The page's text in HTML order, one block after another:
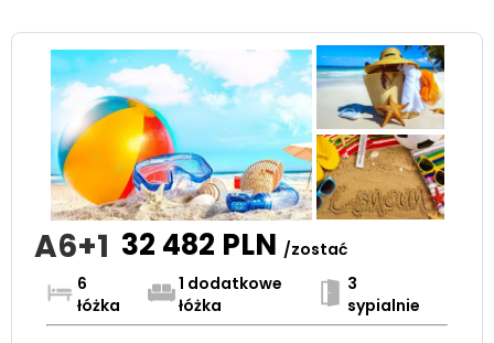
A6+1 32 482 PLN /zostać
6
łóżka
1 dodatkowe
łóżka
3
sypialnie